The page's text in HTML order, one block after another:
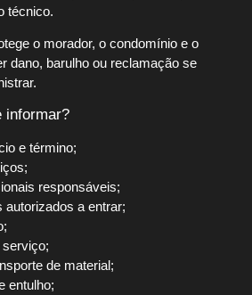
técnico.
o morador, o condomínio e o
dano, barulho ou reclamação se
informar?
e término;
responsáveis;
autorizados a entrar;
serviço;
de material;
entulho;